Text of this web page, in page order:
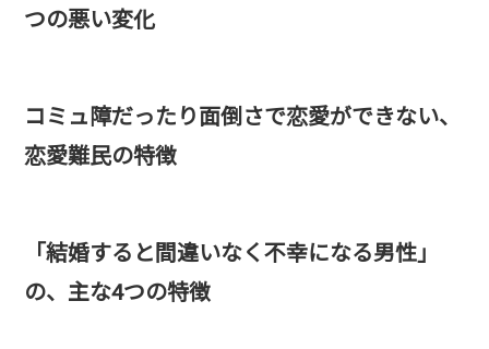
つの悪い変化
コミュ障だったり面倒さで恋愛ができない、
恋愛難民の特徴
「結婚すると間違いなく不幸になる男性」
の、主な4つの特徴